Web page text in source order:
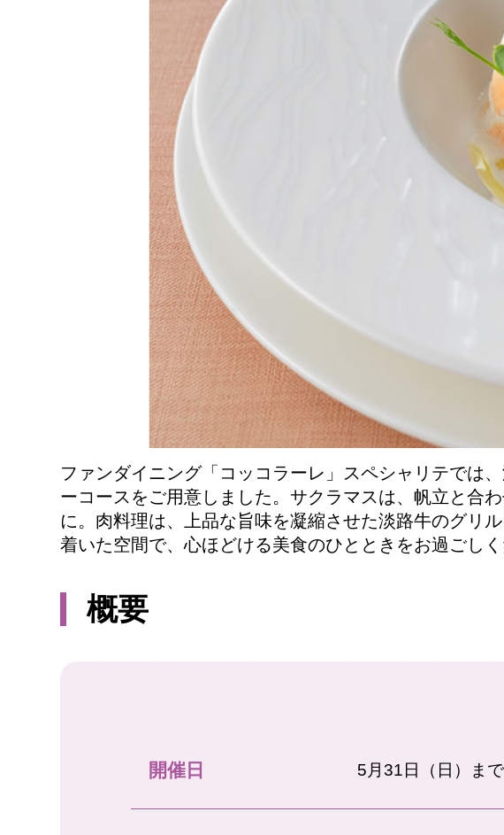
ファンダイニング「コッコラーレ」スペシャリテでは
ーコースをご用意しました。サクラマスは、帆立と合
に。肉料理は、上品な旨味を凝縮させた淡路牛のグリ
着いた空間で、心ほどける美食のひとときをお過ごしく
概要
開催日 5月31日（日）まで